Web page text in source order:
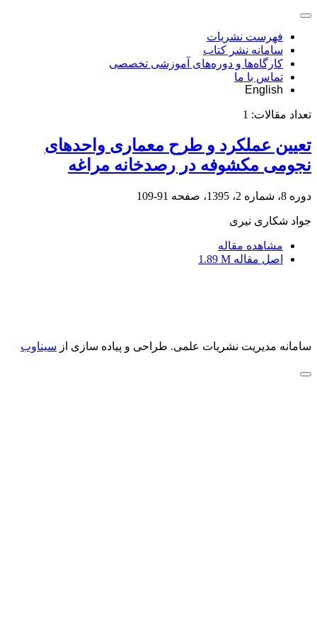
فهرست نشریات
سامانه نشر کتاب
کارگاه‌ها و دوره‌های آموزشی تخصصی
تماس با ما
English
تعداد مقالات: 1
تعیین عملکرد و طرح معماری واحدهای
نجومی مکشوفه در رصدخانه مراغه
دوره 8، شماره 2، 1395، صفحه 91-109
جواد شکاری نیری
مشاهده مقاله
اصل مقاله 1.89 M
سامانه مدیریت نشریات علمی. طراحی و پیاده سازی از سیناوب